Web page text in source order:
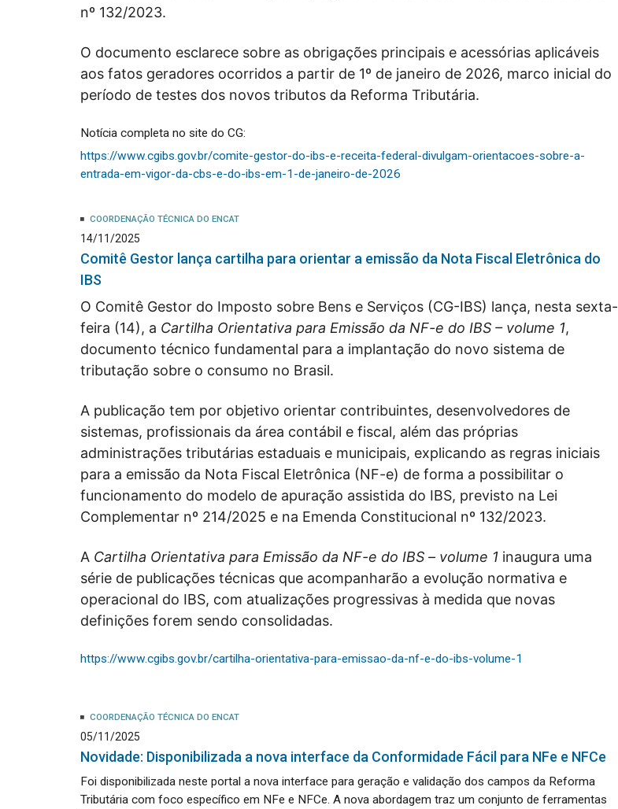
nº 132/2023.
O documento esclarece sobre as obrigações principais e acessórias aplicáveis
aos fatos geradores ocorridos a partir de 1º de janeiro de 2026, marco inicial do
período de testes dos novos tributos da Reforma Tributária.
Notícia completa no site do CG:
https://www.cgibs.gov.br/comite-gestor-do-ibs-e-receita-federal-divulgam-orientacoes-sobre-a-
entrada-em-vigor-da-cbs-e-do-ibs-em-1-de-janeiro-de-2026
COORDENAÇÃO TÉCNICA DO ENCAT
14/11/2025
Comitê Gestor lança cartilha para orientar a emissão da Nota Fiscal Eletrônica do
IBS
O Comitê Gestor do Imposto sobre Bens e Serviços (CG-IBS) lança, nesta sexta-
feira (14), a Cartilha Orientativa para Emissão da NF-e do IBS – volume 1,
documento técnico fundamental para a implantação do novo sistema de
tributação sobre o consumo no Brasil.
A publicação tem por objetivo orientar contribuintes, desenvolvedores de
sistemas, profissionais da área contábil e fiscal, além das próprias
administrações tributárias estaduais e municipais, explicando as regras iniciais
para a emissão da Nota Fiscal Eletrônica (NF-e) de forma a possibilitar o
funcionamento do modelo de apuração assistida do IBS, previsto na Lei
Complementar nº 214/2025 e na Emenda Constitucional nº 132/2023.
A Cartilha Orientativa para Emissão da NF-e do IBS – volume 1inaugura uma
série de publicações técnicas que acompanharão a evolução normativa e
operacional do IBS, com atualizações progressivas à medida que novas
definições forem sendo consolidadas.
https://www.cgibs.gov.br/cartilha-orientativa-para-emissao-da-nf-e-do-ibs-volume-1
COORDENAÇÃO TÉCNICA DO ENCAT
05/11/2025
Novidade: Disponibilizada a nova interface da Conformidade Fácil para NFe e NFCe
Foi disponibilizada neste portal a nova interface para geração e validação dos campos da Reforma
Tributária com foco específico em NFe e NFCe. A nova abordagem traz um conjunto de ferramentas